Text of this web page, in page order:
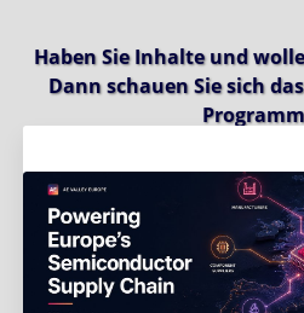
Haben Sie Inhalte und
Dann schauen Sie sich das
Programm